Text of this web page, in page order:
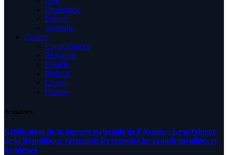
Diplomatie
Europe
Australia
Culture
Condoléances
Proximité
Famille
Podcast
Livres
Histoire
Actualités
Célébration de la journée nationale de l’Armée : Le président
de la République rassemble les retraités,les grands invalides et
les blessés